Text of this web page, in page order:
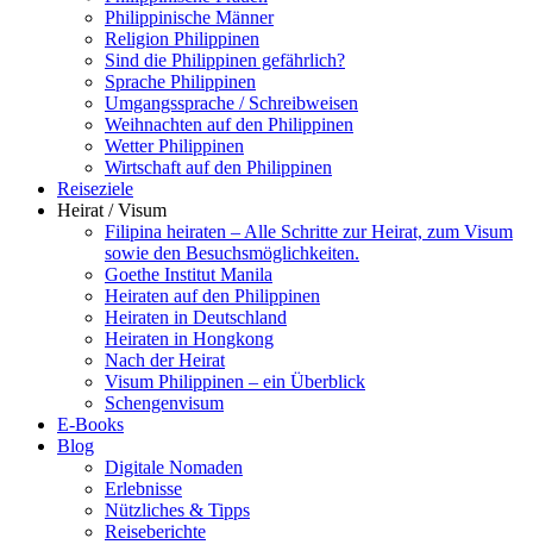
Philippinische Männer
Religion Philippinen
Sind die Philippinen gefährlich?
Sprache Philippinen
Umgangssprache / Schreibweisen
Weihnachten auf den Philippinen
Wetter Philippinen
Wirtschaft auf den Philippinen
Reiseziele
Heirat / Visum
Filipina heiraten – Alle Schritte zur Heirat, zum Visum
sowie den Besuchsmöglichkeiten.
Goethe Institut Manila
Heiraten auf den Philippinen
Heiraten in Deutschland
Heiraten in Hongkong
Nach der Heirat
Visum Philippinen – ein Überblick
Schengenvisum
E-Books
Blog
Digitale Nomaden
Erlebnisse
Nützliches & Tipps
Reiseberichte